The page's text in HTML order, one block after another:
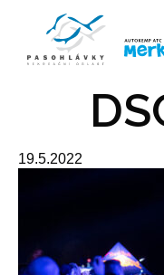
19.5.2022